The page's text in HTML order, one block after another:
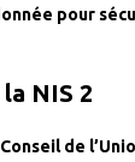
pour
NIS 2
Conseil de